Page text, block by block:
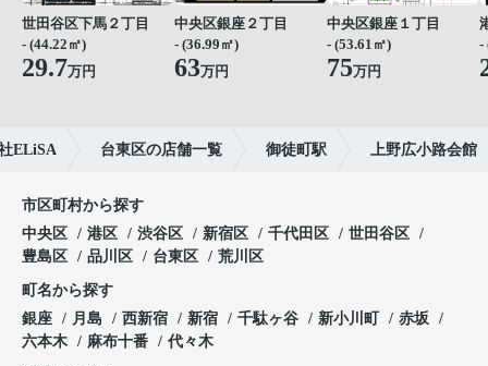
世田谷区下馬２丁目
- (44.22㎡)
29.7万円
中央区銀座２丁目
- (36.99㎡)
63万円
中央区銀座１丁目
- (53.61㎡)
75万円
-
ELiSA 台東区の店舗一覧 御徒町駅 上野広小路会館
市区町村から探す
中央区
港区 渋谷区 新宿区 千代田区
世田谷区
豊島区
品川区 台東区 荒川区
町名から探す
銀座
月島 西新宿 新宿 千駄ヶ谷 新小川町
赤坂
六本木
麻布十番 代々木